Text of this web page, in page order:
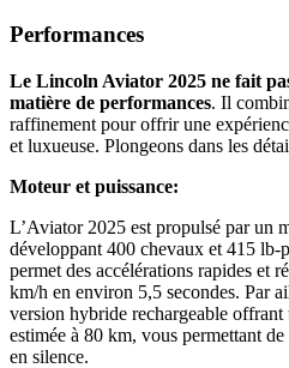
Performances
Le Lincoln Aviator 2025 ne fait
matière de performances. Il
raffinement pour offrir une
et luxueuse. Plongeons dans les
Moteur et puissance:
L’Aviator 2025 est propulsé par un
développant 400 chevaux et 415 lb-
permet des accélérations rapides et
km/h en environ 5,5 secondes. Par
version hybride rechargeable
estimée à 80 km, vous permettant
en silence.